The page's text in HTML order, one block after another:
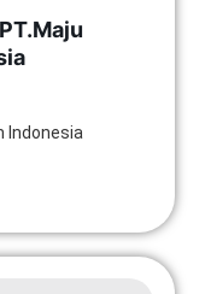
Indonesia